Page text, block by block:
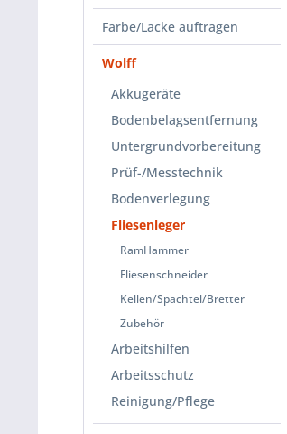
Farbe/Lacke auftragen
Wolff
Akkugeräte
Bodenbelagsentfernung
Untergrundvorbereitung
Prüf-/Messtechnik
Bodenverlegung
Fliesenleger
RamHammer
Fliesenschneider
Kellen/Spachtel/Bretter
Zubehör
Arbeitshilfen
Arbeitsschutz
Reinigung/Pflege